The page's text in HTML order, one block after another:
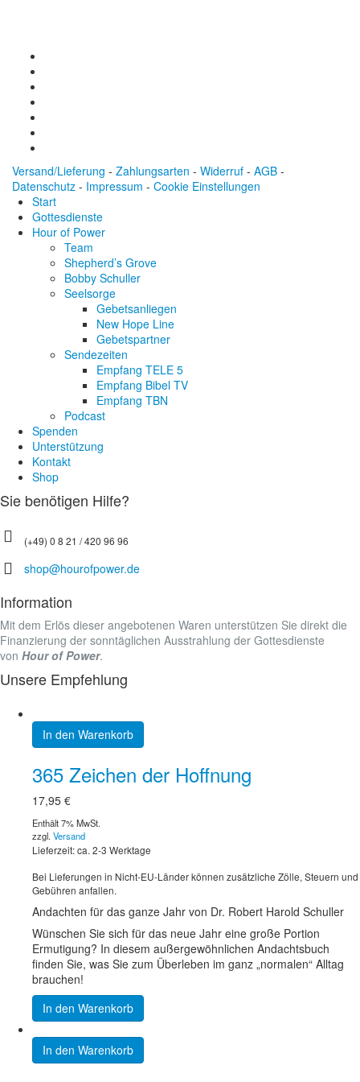
Versand/Lieferung - Zahlungsarten - Widerruf - AGB -
Datenschutz - Impressum - Cookie Einstellungen
Start
Gottesdienste
Hour of Power
Team
Shepherd’s Grove
Bobby Schuller
Seelsorge
Gebetsanliegen
New Hope Line
Gebetspartner
Sendezeiten
Empfang TELE 5
Empfang Bibel TV
Empfang TBN
Podcast
Spenden
Unterstützung
Kontakt
Shop
Sie benötigen Hilfe?
(+49) 0 8 21 / 420 96 96
shop@hourofpower.de
Information
Mit dem Erlös dieser angebotenen Waren unterstützen Sie direkt die
Finanzierung der sonntäglichen Ausstrahlung der Gottesdienste
von Hour of Power.
Unsere Empfehlung
In den Warenkorb
365 Zeichen der Hoffnung
17,95 €
Enthält 7% MwSt.
zzgl. Versand
Lieferzeit: ca. 2-3 Werktage
Bei Lieferungen in Nicht-EU-Länder können zusätzliche Zölle, Steuern und
Gebühren anfallen.
Andachten für das ganze Jahr von Dr. Robert Harold Schuller
Wünschen Sie sich für das neue Jahr eine große Portion
Ermutigung? In diesem außergewöhnlichen Andachtsbuch
finden Sie, was Sie zum Überleben im ganz „normalen“ Alltag
brauchen!
In den Warenkorb
In den Warenkorb